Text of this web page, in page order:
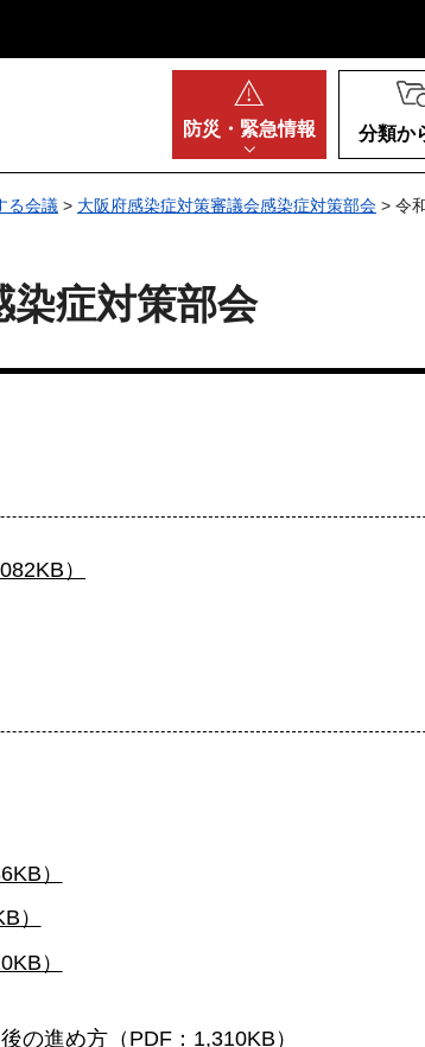
防災・ 緊急情報 分類か
る会議 > 大阪府感染症対策審議会感染症対策部会 > 令
染症対策部会
）
）
）
）
進め方（PDF：1,310KB）